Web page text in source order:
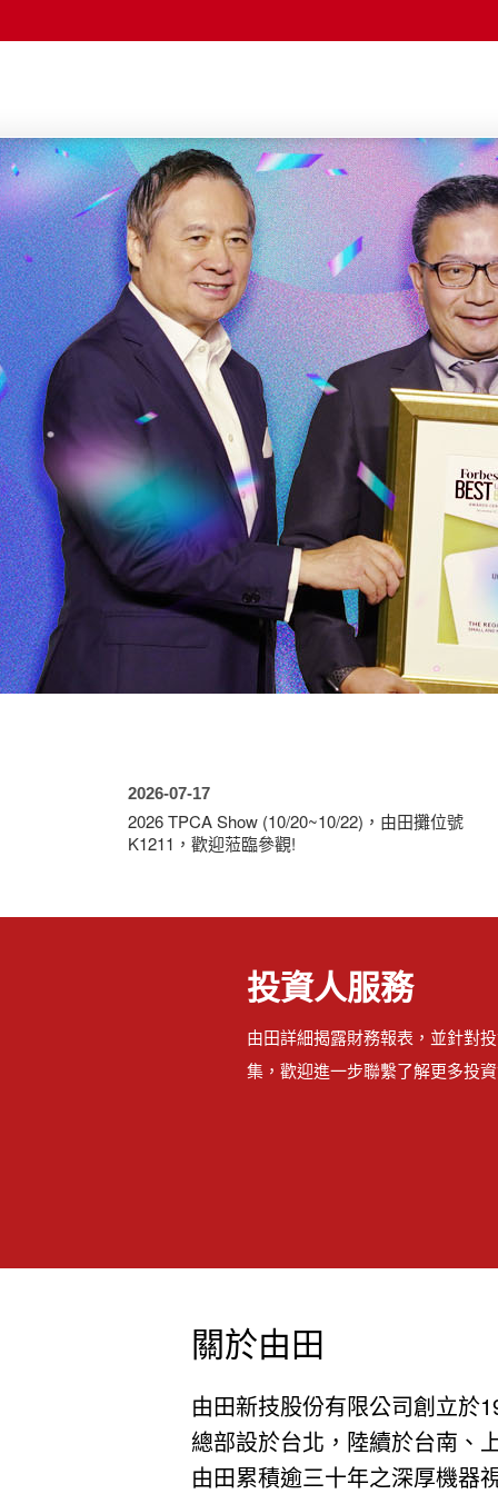
由田新技股份有限公司
2026-07-17
2026 TPCA Show (10/20~10/22)，由田攤位號
K1211，歡迎蒞臨參觀!
投資人服務
由田詳細揭露財務報表，並針對
集，歡迎進一步聯繫了解更多投
關於由田
由田新技股份有限公司創立於
總部設於台北，陸續於台南、
由田累積逾三十年之深厚機器